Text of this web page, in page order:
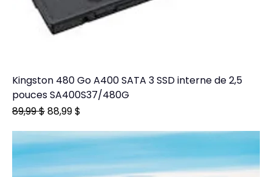
Kingston 480 Go A400 SATA 3 SSD interne de 2,5
pouces SA400S37/480G
Prix original
89,99 $Prix promotionnel
88,99 $